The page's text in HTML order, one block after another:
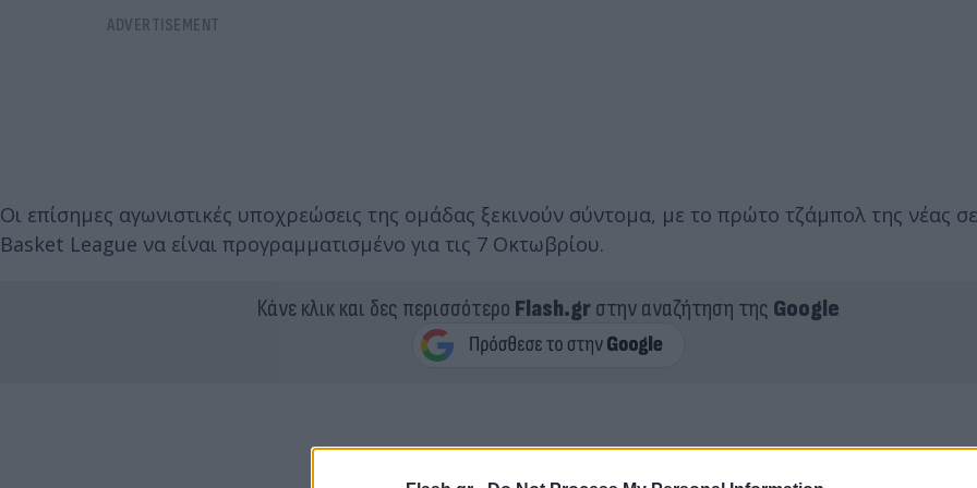
Οι επίσημες αγωνιστικές υποχρεώσεις της ομάδας ξεκινούν σύντομα, με το πρώτο τζάμπολ της νέας
Basket League να είναι προγραμματισμένο για τις 7 Οκτωβρίου.
Κάνε κλικ και δες περισσότερο Flash.grστην αναζήτηση της Google